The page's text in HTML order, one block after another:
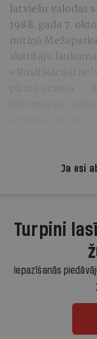
latviešu valodas
1988. gada 7.
mītiņā
skatītāju
«Rusifikācijai
Ja esi
Turpini
Iepazīšanās